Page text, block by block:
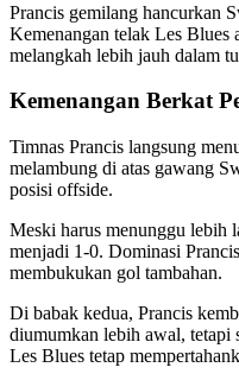
Prancis gemilang hancurkan
Kemenangan telak Les Blues
melangkah lebih jauh dalam
Kemenangan Berkat
Timnas Prancis langsung
melambung di atas gawang
posisi offside.
Meski harus menunggu lebih
menjadi 1-0. Dominasi
membukukan gol tambahan.
Di babak kedua, Prancis
diumumkan lebih awal, tetapi
Les Blues tetap